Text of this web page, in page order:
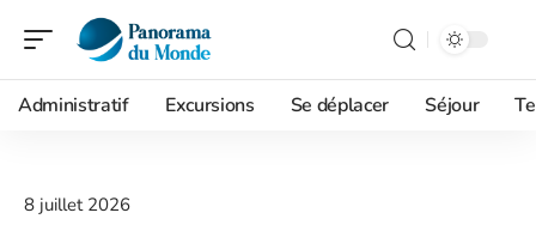
Administratif Excursions Se déplacer Séjour
8 juillet 2026